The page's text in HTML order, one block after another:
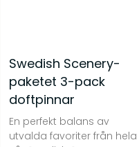
kr299
Om oss
Frågor & svar
Swedish Scenery-
paketet 3-pack
doftpinnar
En perfekt balans av
utvalda favoriter från hela